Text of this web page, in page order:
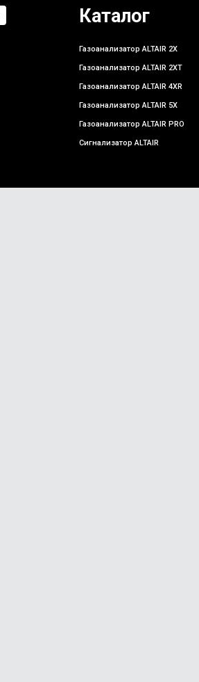
Каталог
Газоанализатор ALTAIR 2X
Газоанализатор ALTAIR 2XT
Газоанализатор ALTAIR 4XR
Газоанализатор ALTAIR 5X
Газоанализатор ALTAIR PRO
Сигнализатор ALTAIR